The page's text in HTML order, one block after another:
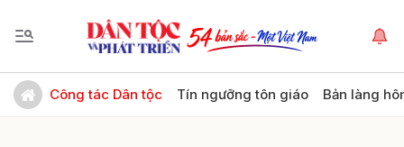
Công tác Dân tộc Tín ngưỡng tôn giáo Bản làng
Gửi bình luận